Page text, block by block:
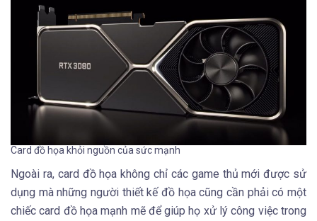
Card đồ họa khỏi nguồn của sức mạnh
​Ngoài ra, card đồ họa không chỉ các game thủ mới được sử
dụng mà những người thiết kế đồ họa cũng cần phải có một
chiếc card đồ họa mạnh mẽ để giúp họ xử lý công việc trong